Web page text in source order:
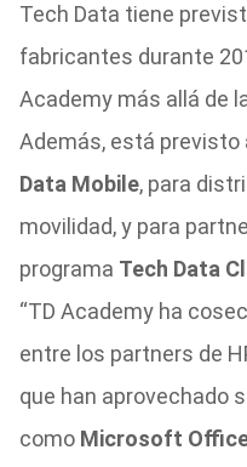
Tech Data tiene
fabricantes durante
Academy más allá de
Además, está previsto
Data Mobile, para
movilidad, y para
programa Tech Data
“TD Academy ha
entre los partners de
que han aprovechado
como Microsoft